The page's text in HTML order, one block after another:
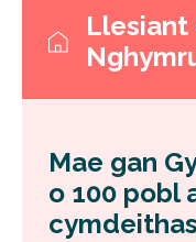
Llesiant
Mae gan
o 100 pobl